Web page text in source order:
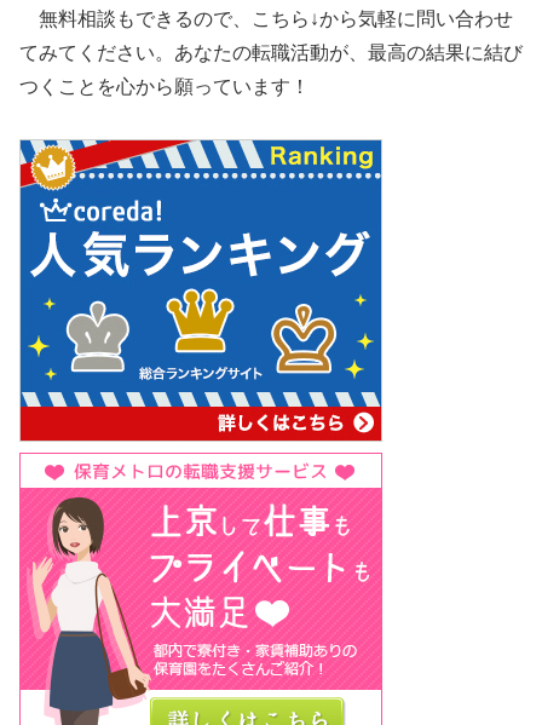
無料相談もできるので、こちら↓から気軽に問い合わせ
てみてください。あなたの転職活動が、最高の結果に結び
つくことを心から願っています！